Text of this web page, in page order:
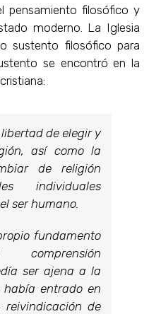
pensamiento filosófico y
moderno. La Iglesia
sustento filosófico para
se encontró en la
de elegir y
así como la
de religión
individuales
ser humano.
fundamento
ser ajena a la
entrado en
de